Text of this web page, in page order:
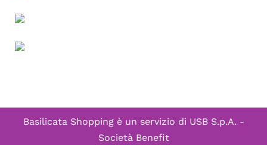
Basilicata Shopping è un servizio di USB S.p.A. -
Società Benefit